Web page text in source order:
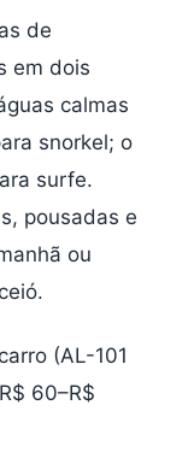
de
em dois
calmas
snorkel; o
surfe.
pousadas e
ou
(AL-101
60–R$